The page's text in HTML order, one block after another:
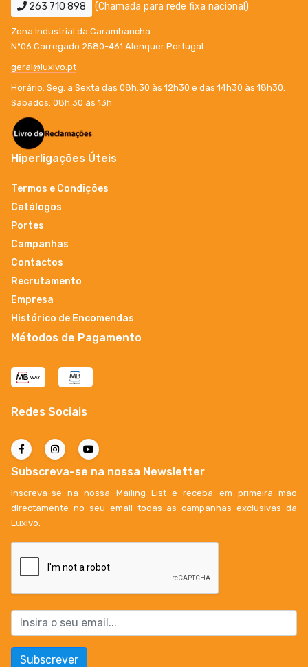
263 710 898 (Chamada para rede fixa nacional)
Zona Industrial da Carambancha
Nº06 Carregado 2580-461 Alenquer Portugal
geral@luxivo.pt
Horário: Seg. a Sexta das 08h:30 às 12h30 e das 14h30 às 18h30.
Sábados: 08h:30 ás 13h
Hiperligações Úteis
Termos e Condições
Catálogos
Portes
Campanhas
Contactos
Recrutamento
Empresa
Histórico de Encomendas
Métodos de Pagamento
Redes Sociais
Subscreva-se na nossa Newsletter
Inscreva-se na nossa Mailing List e receba em primeira mão
directamente no seu email todas as campanhas exclusivas da
Luxivo.
Subscrever